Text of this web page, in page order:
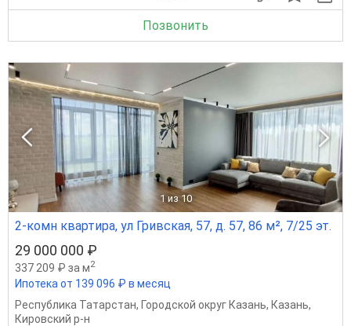
Позвонить
1 из 10
2-комн квартира, ул Гривская, 57, д. 57, 86 м², 7/25 эт.
29 000 000 ₽
337 209 ₽ за м2
Ипотека от 139 096 ₽ в месяц
Республика Татарстан, Городской округ Казань, Казань,
Кировский р-н